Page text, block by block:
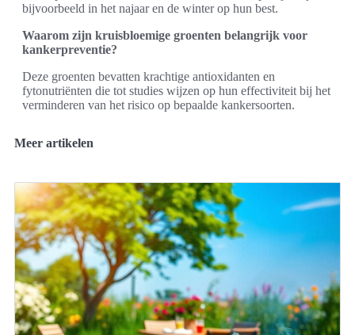
bijvoorbeeld in het najaar en de winter op hun best.
Waarom zijn kruisbloemige groenten belangrijk voor
kankerpreventie?
Deze groenten bevatten krachtige antioxidanten en
fytonutriënten die tot studies wijzen op hun effectiviteit bij het
verminderen van het risico op bepaalde kankersoorten.
Meer artikelen